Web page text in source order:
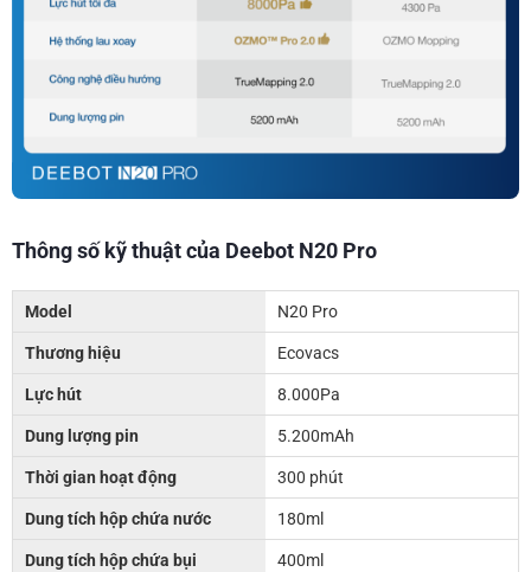
Thông số kỹ thuật của Deebot N20 Pro
Model N20 Pro
Thương hiệu Ecovacs
Lực hút 8.000Pa
Dung lượng pin 5.200mAh
Thời gian hoạt động 300 phút
Dung tích hộp chứa nước 180ml
Dung tích hộp chứa bụi 400ml